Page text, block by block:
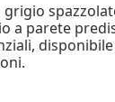
a parete